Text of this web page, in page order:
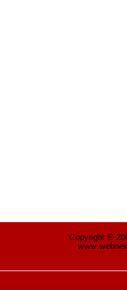
Copyright ©